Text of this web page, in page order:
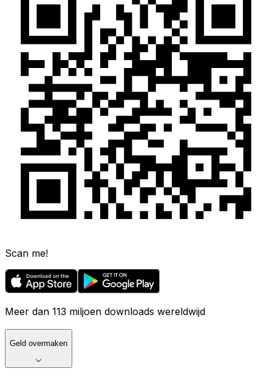
Scan me!
Meer dan 113 miljoen downloads wereldwijd
Geld overmaken